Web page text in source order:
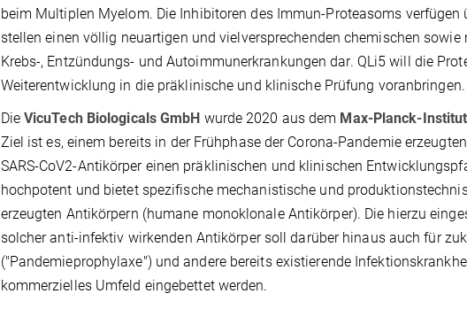
beim Multiplen Myelom. Die Inhibitoren des Immun-Proteasoms
stellen einen völlig neuartigen und vielversprechenden chemischen
Krebs-, Entzündungs- und Autoimmunerkrankungen dar. QLi5 will die
Weiterentwicklung in die präklinische und klinische Prüfung voranbringen.
Die VicuTech Biologicals GmbH wurde 2020 aus dem Max-Planck-
Ziel ist es, einem bereits in der Frühphase der Corona-Pandemie
SARS-CoV2-Antikörper einen präklinischen und klinischen
hochpotent und bietet spezifische mechanistische und
erzeugten Antikörpern (humane monoklonale Antikörper). Die hierzu
solcher anti-infektiv wirkenden Antikörper soll darüber hinaus auch für
("Pandemieprophylaxe") und andere bereits existierende
kommerzielles Umfeld eingebettet werden.